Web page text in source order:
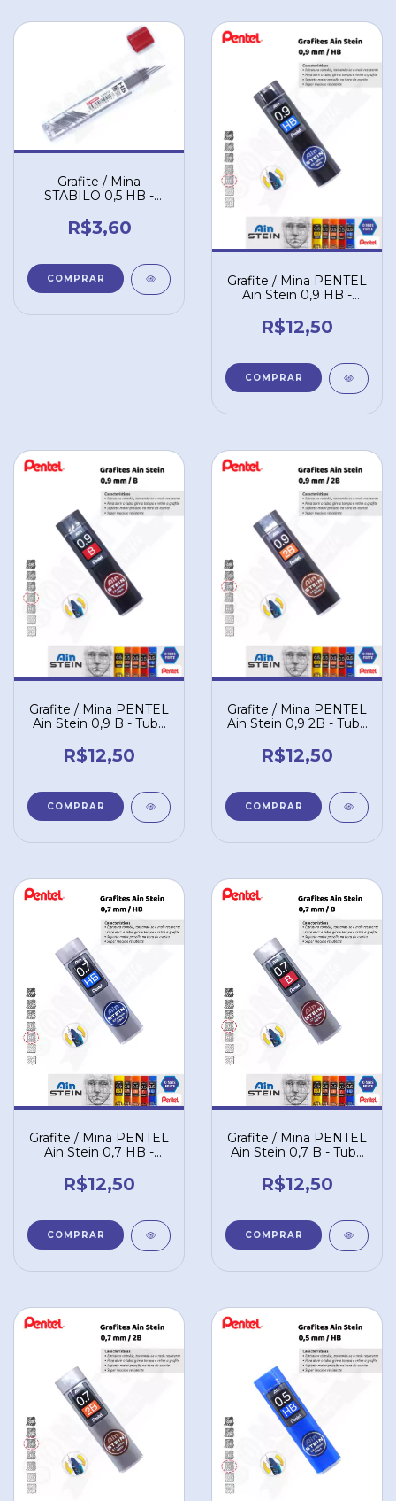
Grafite / Mina
STABILO 0,5 HB -
3205/12/HB
R$3,60
Grafite / Mina PENTEL
Ain Stein 0,9 HB -
C279-HBO
R$12,50
Grafite / Mina PENTEL
Ain Stein 0,9 B - Tubo
R$12,50
Grafite / Mina PENTEL
Ain Stein 0,9 2B - Tubo
R$12,50
Grafite / Mina PENTEL
Ain Stein 0,7 HB -
C277-HBO
R$12,50
Grafite / Mina PENTEL
Ain Stein 0,7 B - Tubo
R$12,50